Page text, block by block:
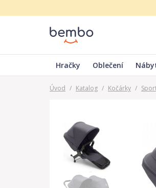
Hračky Oblečení
Úvod / Katalog / Kočárky /